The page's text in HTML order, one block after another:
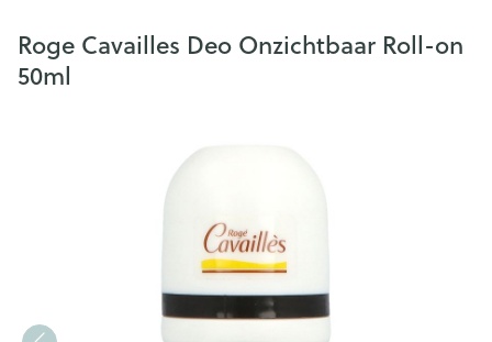
Roge Cavailles Deo Onzichtbaar Roll-on
50ml